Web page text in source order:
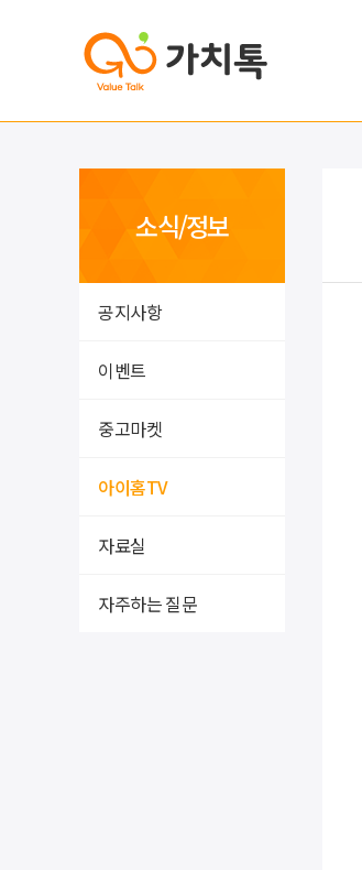
소식/정보
공지사항
이벤트
중고마켓
아이홈TV
자료실
자주하는 질문